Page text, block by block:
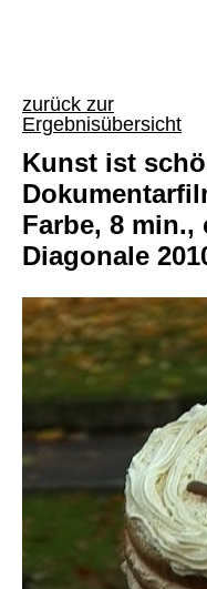
zurück zur
Ergebnisübersicht
Kunst ist
Farbe, 8 min.,
Diagonale